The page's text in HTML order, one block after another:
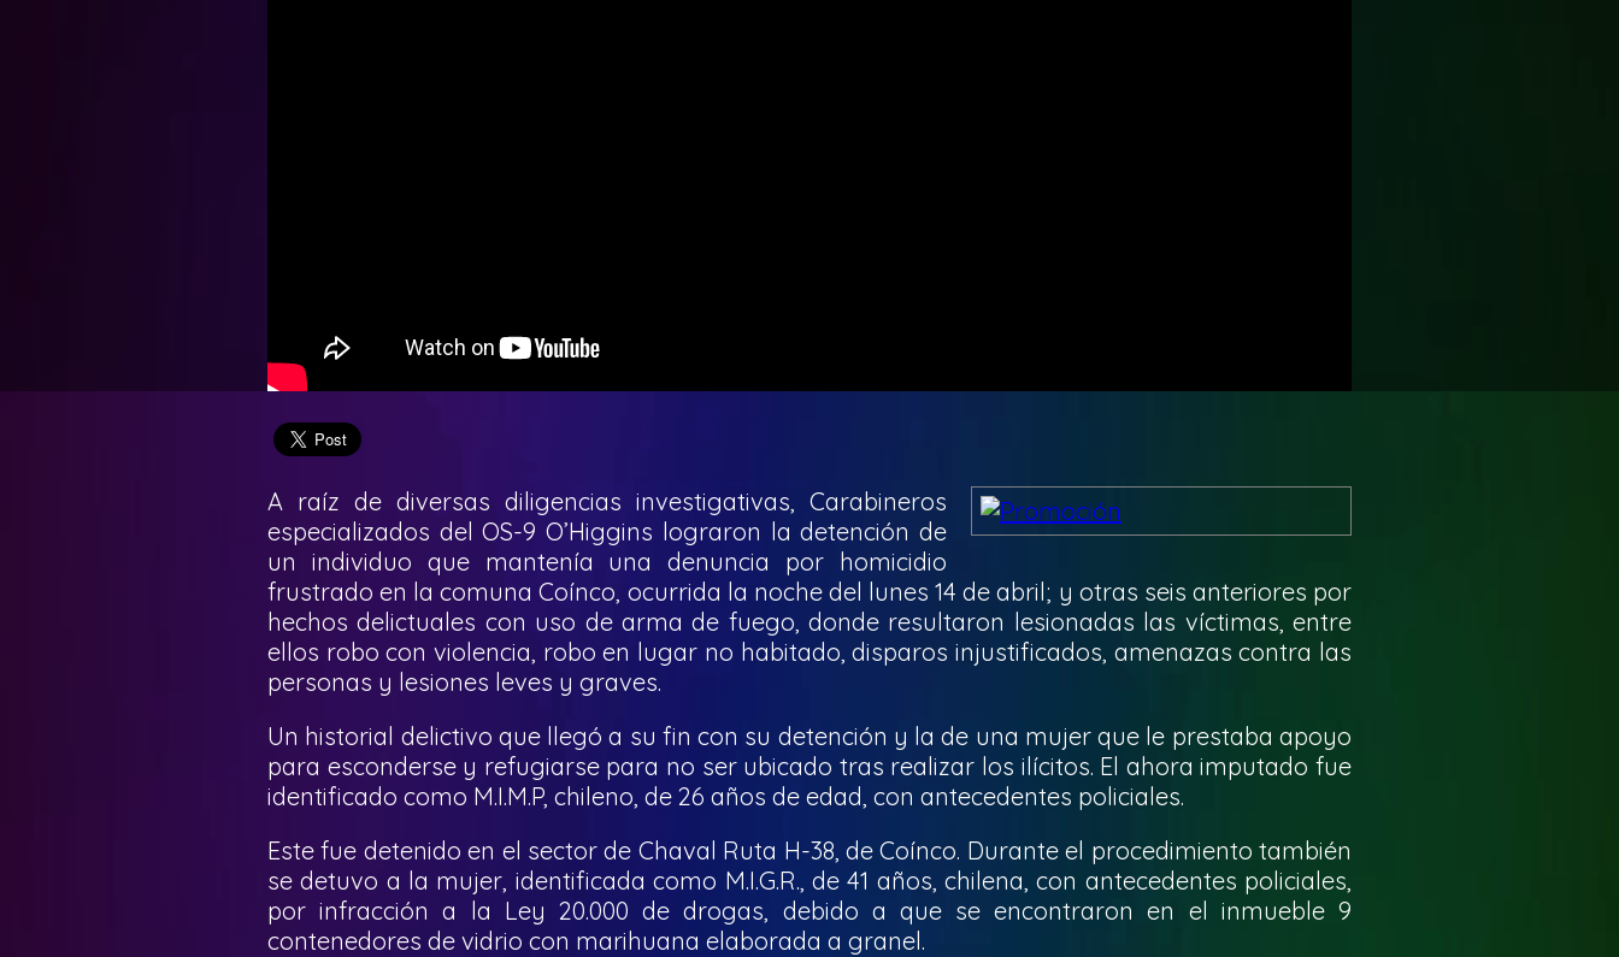
A raíz de diversas diligencias investigativas, Carabineros
especializados del OS-9 O’Higgins lograron la detención de
un individuo que mantenía una denuncia por homicidio
frustrado en la comuna Coínco, ocurrida la noche del lunes 14 de abril; y otras seis anteriores por
hechos delictuales con uso de arma de fuego, donde resultaron lesionadas las víctimas, entre
ellos robo con violencia, robo en lugar no habitado, disparos injustificados, amenazas contra las
personas y lesiones leves y graves.
Un historial delictivo que llegó a su fin con su detención y la de una mujer que le prestaba apoyo
para esconderse y refugiarse para no ser ubicado tras realizar los ilícitos. El ahora imputado fue
identificado como M.I.M.P, chileno, de 26 años de edad, con antecedentes policiales.
Este fue detenido en el sector de Chaval Ruta H-38, de Coínco. Durante el procedimiento también
se detuvo a la mujer, identificada como ⁠M.I.G.R., de 41 años, chilena, con antecedentes policiales,
por infracción a la Ley 20.000 de drogas, debido a que se encontraron en el inmueble 9
contenedores de vidrio con marihuana elaborada a granel.